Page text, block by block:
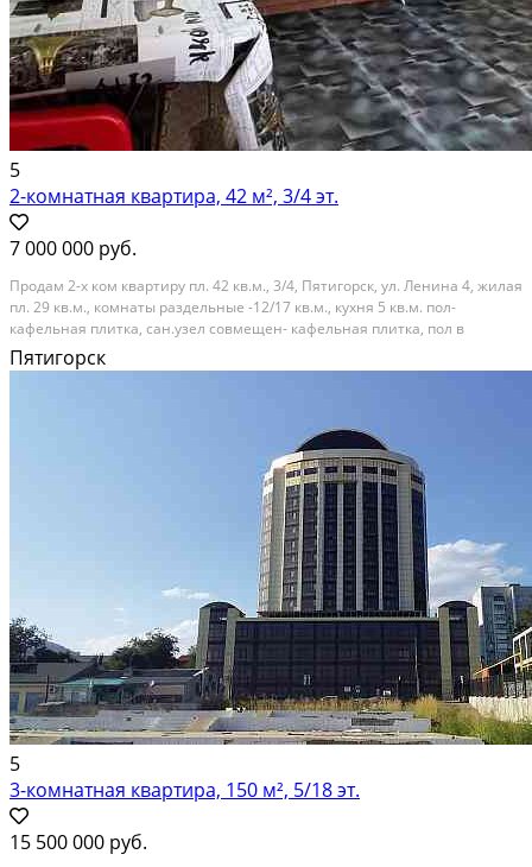
5
2-комнатная квартира, 42 м², 3/4 эт.
7 000 000 руб.
Продам 2-х ком квартиру пл. 42 кв.м., 3/4, Пятигорск, ул. Ленина 4, жилая
пл. 29 кв.м., комнаты раздельные -12/17 кв.м., кухня 5 кв.м. пол-
кафельная плитка, сан.узел совмещен- кафельная плитка, пол в
комнатах линолеум, окна стеклопакет, открытый балкон,
металлическая дверь, домофон, цент города,...
Пятигорск
5
3-комнатная квартира, 150 м², 5/18 эт.
15 500 000 руб.